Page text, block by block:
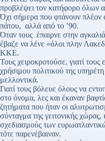
προβλέψει τον κατήφορο όλων
Όχι σήμερα που φτάνουν πλέον
πάτου, αλλά από το ’90.
Όταν τους έπαιρνε στην
έβαζε να λένε «όλοι πλην
ΚΚΕ.
Τους χειροκροτούσε, γιατί τους
χρήσιμου πολιτικού της
μελλοντικά.
Γιατί τους βόλευε όλους να
στο όνομα, λες και έκαναν
ζητήματα που ήταν οι
σύνταγμα της γειτονικής
σχεδιασμούς των
τότε παρενέβαιναν.